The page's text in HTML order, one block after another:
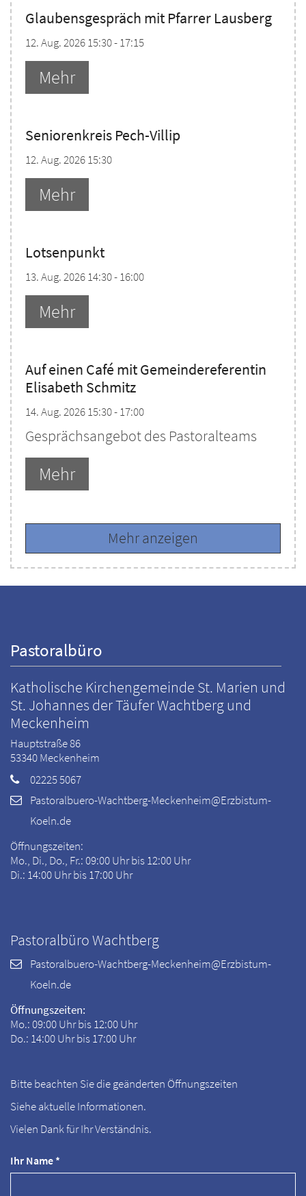
Glaubensgespräch mit Pfarrer Lausberg
12. Aug. 2026 15:30 - 17:15
Mehr
Seniorenkreis Pech-Villip
12. Aug. 2026 15:30
Mehr
Lotsenpunkt
13. Aug. 2026 14:30 - 16:00
Mehr
Auf einen Café mit Gemeindereferentin
Elisabeth Schmitz
14. Aug. 2026 15:30 - 17:00
Gesprächsangebot des Pastoralteams
Mehr
Mehr anzeigen
Ihr Name *
Pastoralbüro
Katholische Kirchengemeinde St. Marien und
St. Johannes der Täufer Wachtberg und
Meckenheim
Hauptstraße 86
53340Meckenheim
02225 5067
Pastoralbuero-Wachtberg-Meckenheim@Erzbistum-
Koeln.de
Öffnungszeiten:
Mo., Di., Do., Fr.: 09:00 Uhr bis 12:00 Uhr
Di.: 14:00 Uhr bis 17:00 Uhr
Pastoralbüro Wachtberg
Pastoralbuero-Wachtberg-Meckenheim@Erzbistum-
Koeln.de
Öffnungszeiten:
Mo.: 09:00 Uhr bis 12:00 Uhr
Do.: 14:00 Uhr bis 17:00 Uhr
Bitte beachten Sie die geänderten Öffnungszeiten
Siehe aktuelle Informationen.
Vielen Dank für Ihr Verständnis.